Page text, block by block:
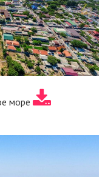
море